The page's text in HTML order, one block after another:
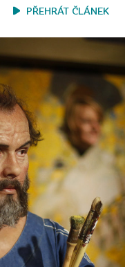
PŘEHRÁT ČLÁNEK